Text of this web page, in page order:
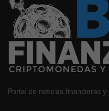
Portal de noticias financieras y